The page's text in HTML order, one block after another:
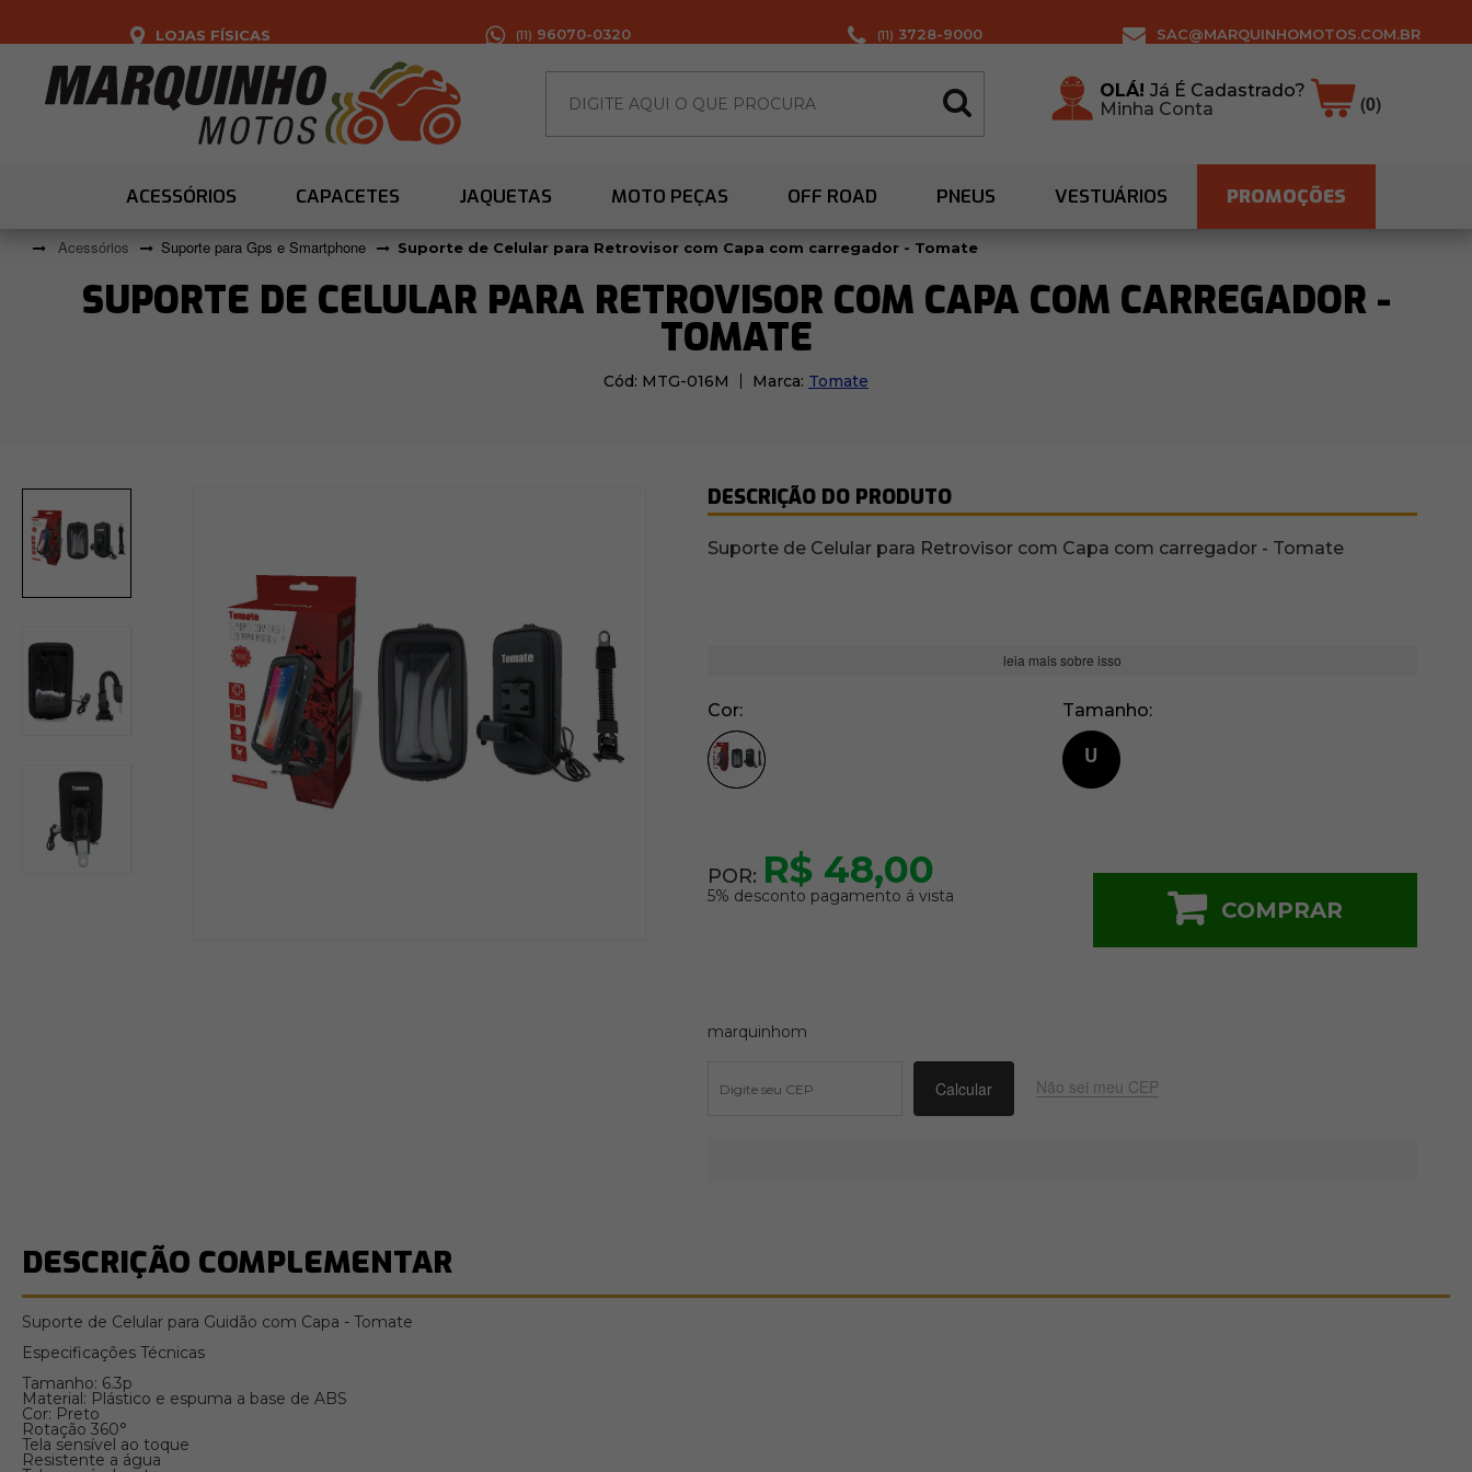
LOJAS FÍSICAS (11) 96070-0320 (11) 3728-9000 SAC@MARQUINHOMOTOS.COM.BR
OLÁ!Já É Cadastrado?
Minha Conta
(0)
ACESSÓRIOS CAPACETES JAQUETAS MOTO PEÇAS OFF ROAD PNEUS VESTUÁRIOS PROMOÇÕES
Acessórios Suporte para Gps e Smartphone Suporte de Celular para Retrovisor com Capa com carregador - Tomate
SUPORTE DE CELULAR PARA RETROVISOR COM CAPA COM CARREGADOR -
TOMATE
Cód: MTG-016M Marca: Tomate
DESCRIÇÃO DO PRODUTO
Suporte de Celular para Retrovisor com Capa com carregador - Tomate
leia mais sobre isso
Cor Tamanho
U
POR: R$ 48,00
5% desconto pagamento á vista
COMPRAR
marquinhom
Não sei meu CEP
DESCRIÇÃO COMPLEMENTAR
Suporte de Celular para Guidão com Capa - Tomate
Especificações Técnicas
Tamanho: 6.3p
Material: Plástico e espuma a base de ABS
Cor: Preto
Rotação 360°
Tela sensível ao toque
Resistente a água